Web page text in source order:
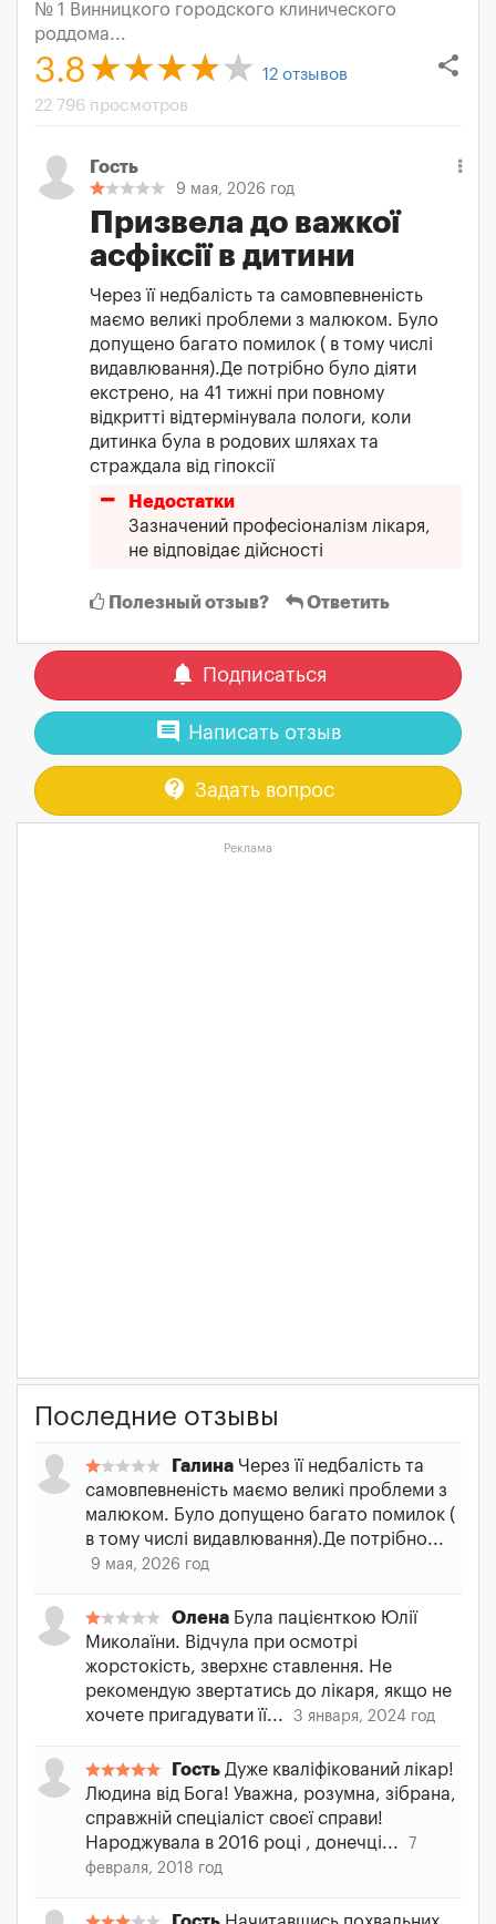
№ 1 Винницкого городского клинического
роддома...
share
3.8 12 отзывов
22 796 просмотров
Гость
9 мая, 2026 год
Призвела до важкої
асфіксії в дитини
Через її недбалість та самовпевненість
маємо великі проблеми з малюком. Було
допущено багато помилок ( в тому числі
видавлювання).Де потрібно було діяти
екстрено, на 41 тижні при повному
відкритті відтермінувала пологи, коли
дитинка була в родових шляхах та
страждала від гіпоксії
Недостатки
Зазначений професіоналізм лікаря,
не відповідає дійсності
Полезный отзыв? Ответить
notifications Подписаться
comment Написать отзыв
contact_support Задать вопрос
Реклама
Последние отзывы
Галина Через її недбалість та
самовпевненість маємо великі проблеми з
малюком. Було допущено багато помилок (
в тому числі видавлювання).Де потрібно...
9 мая, 2026 год
Олена Була пацієнткою Юлії
Миколаїни. Відчула при осмотрі
жорстокість, зверхнє ставлення. Не
рекомендую звертатись до лікаря, якщо не
хочете пригадувати її...
3 января, 2024 год
Гость Дуже кваліфікований лікар!
Людина від Бога! Уважна, розумна, зібрана,
справжній спеціаліст своєї справи!
Народжувала в 2016 році , донечці...
7
февраля, 2018 год